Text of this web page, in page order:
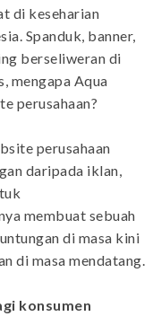
di keseharian
Spanduk, banner,
berseliweran di
mengapa Aqua
perusahaan?
perusahaan
daripada iklan,
membuat sebuah
di masa kini
di masa mendatang.
konsumen